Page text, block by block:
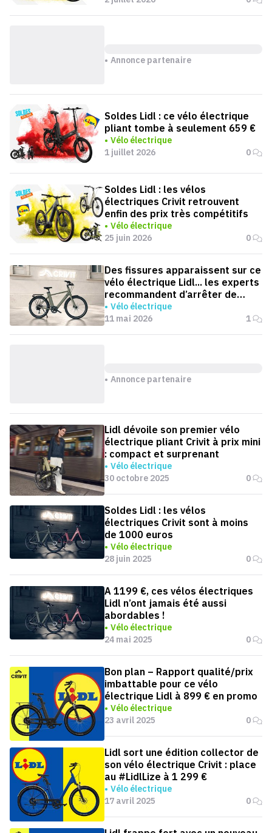
Annonce partenaire
Soldes Lidl : ce vélo électrique
pliant tombe à seulement 659 €
Vélo électrique
1 juillet 2026
0
Soldes Lidl : les vélos
électriques Crivit retrouvent
enfin des prix très compétitifs
Vélo électrique
25 juin 2026
0
Des fissures apparaissent sur ce
vélo électrique Lidl... les experts
recommandent d’arrêter de
l’utiliser
Vélo électrique
11 mai 2026
1
Annonce partenaire
Lidl dévoile son premier vélo
électrique pliant Crivit à prix mini
: compact et surprenant
Vélo électrique
30 octobre 2025
0
Soldes Lidl : les vélos
électriques Crivit sont à moins
de 1000 euros
Vélo électrique
28 juin 2025
0
A 1199 €, ces vélos électriques
Lidl n’ont jamais été aussi
abordables !
Vélo électrique
24 mai 2025
0
Bon plan – Rapport qualité/prix
imbattable pour ce vélo
électrique Lidl à 899 € en promo
Vélo électrique
23 avril 2025
0
Lidl sort une édition collector de
son vélo électrique Crivit : place
au #LidlLize à 1 299 €
Vélo électrique
17 avril 2025
0